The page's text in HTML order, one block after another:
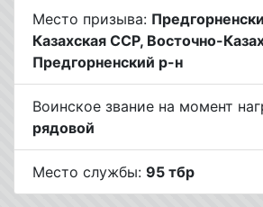
Место призыва:
Казахская ССР, Восточно-
Предгорненский р-н
Воинское звание на момент
рядовой
Место службы: 95 тбр